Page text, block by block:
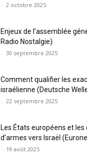
- 2 octobre 2025
Enjeux de l’assemblée
Radio Nostalgie)
- 30 septembre 2025
Comment qualifier les
israélienne (Deutsche
- 22 septembre 2025
Les États européens et
d’armes vers Israël
- 19 août 2025